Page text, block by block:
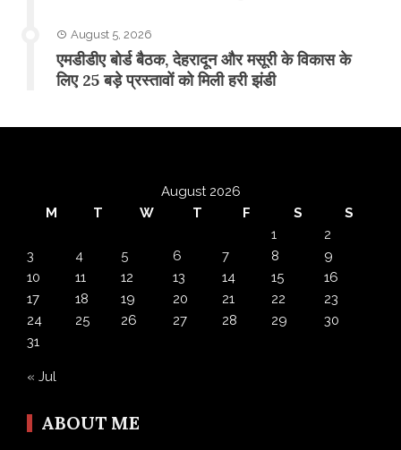
August 5, 2026
एमडीडीए बोर्ड बैठक, देहरादून और मसूरी के विकास के
लिए 25 बड़े प्रस्तावों को मिली हरी झंडी
August 2026
M
T W T F S
S
1
2
3
4 5 6 7 8
9
10
11 12 13 14 15
16
17
18 19 20 21 22
23
24
25 26 27 28 29
30
31
« Jul
ABOUT ME